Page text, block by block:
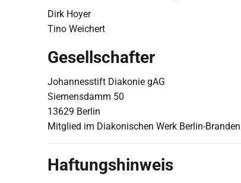
Dirk Hoyer
Tino Weichert
Gesellschafter
Johannesstift Diakonie gAG
Siemensdamm 50
13629 Berlin
Mitglied im Diakonischen Werk Berlin-
Haftungshinweis